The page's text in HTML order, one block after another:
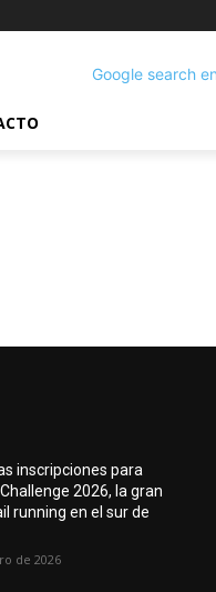
inscripciones para
2026, la gran
running en el sur de
de 2026